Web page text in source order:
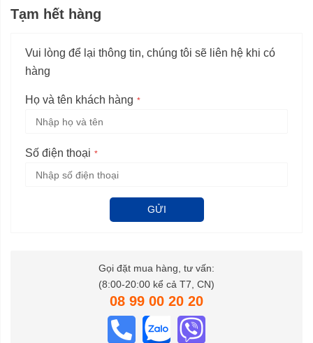
Bộ sản phẩm được đựng trong hộp nhựa có vị trí đặt riêng cho
Tạm hết hàng
Vui lòng để lại thông tin, chúng tôi sẽ liên hệ khi có
hàng
Họ và tên khách hàng
Số điện thoại
GỬI
Gọi đặt mua hàng, tư vấn:
(8:00-20:00 kể cả T7, CN)
08 99 00 20 20